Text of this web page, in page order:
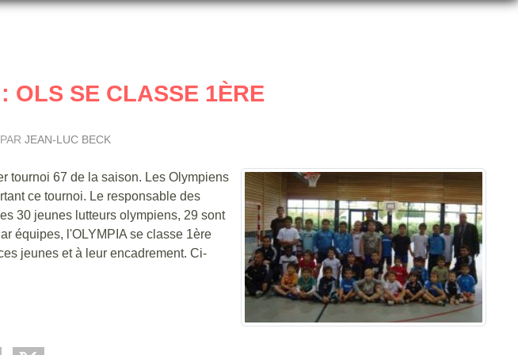
OLS SE CLASSE 1ÈRE
PAR JEAN-LUC BECK
tournoi 67 de la saison. Les Olympiens
ce tournoi. Le responsable des
30 jeunes lutteurs olympiens, 29 sont
équipes, l'OLYMPIA se classe 1ère
jeunes et à leur encadrement. Ci-